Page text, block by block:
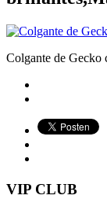
Colgante de Gecko
VIP CLUB